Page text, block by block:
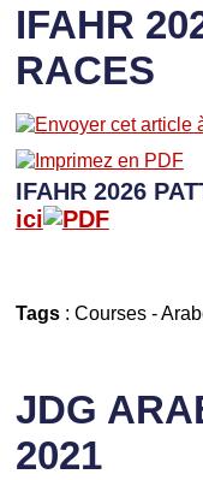
IFAHR
RACES
IFAHR 2026
ici
Tags: Courses-
JDG
2021